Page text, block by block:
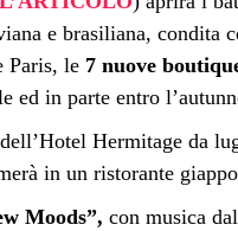
e brasiliana, condita
Paris, le 7 nuove
ed in parte entro
Hermitage da
in un ristorante
Moods”, con musica